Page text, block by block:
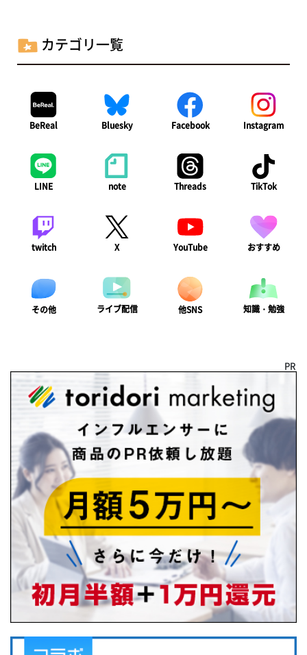
カテゴリ一覧
BeReal Bluesky Facebook Instagram
LINE note Threads TikTok
twitch X YouTube おすすめ
その他 ライブ配信 他SNS 知識・勉強
PR